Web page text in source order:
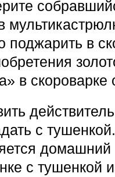
поджарить в
в скороварке
с
домашний
с тушенкой